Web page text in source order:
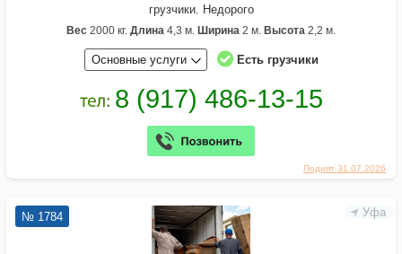
Поднят 31.07.2026
грузчики. Недорого
Вес 2000 кг. Длина 4,3 м. Ширина 2 м. Высота 2,2 м.
Основные услуги Есть грузчики
Уфа
№ 1784